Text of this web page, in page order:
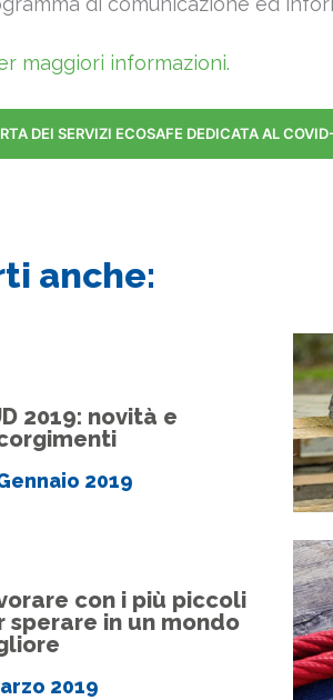
maggiori informazioni.
DEI SERVIZI ECOSAFE DEDICATA AL
anche:
2019: novità e
2019
con i più piccoli
sperare in un mondo
2019